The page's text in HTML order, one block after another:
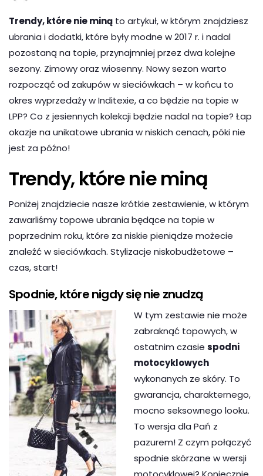
Trendy, które nie miną to artykuł, w którym znajdziesz
ubrania i dodatki, które były modne w 2017 r. i nadal
pozostaną na topie, przynajmniej przez dwa kolejne
sezony. Zimowy oraz wiosenny. Nowy sezon warto
rozpocząć od zakupów w sieciówkach – w końcu to
okres wyprzedaży w Inditexie, a co będzie na topie w
LPP? Co z jesiennych kolekcji będzie nadal na topie? Łap
okazje na unikatowe ubrania w niskich cenach, póki nie
jest za późno!
Trendy, które nie miną
Poniżej znajdziecie nasze krótkie zestawienie, w którym
zawarliśmy topowe ubrania będące na topie w
poprzednim roku, które za niskie pieniądze możecie
znaleźć w sieciówkach. Stylizacje niskobudżetowe –
czas, start!
Spodnie, które nigdy się nie znudzą
W tym zestawie nie może
zabraknąć topowych, w
ostatnim czasie spodni
motocyklowych
wykonanych ze skóry. To
gwarancja, charakternego,
mocno seksownego looku.
To wersja dla Pań z
pazurem! Z czym połączyć
spodnie skórzane w wersji